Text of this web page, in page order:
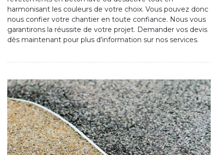
harmonisant les couleurs de votre choix. Vous pouvez donc
nous confier votre chantier en toute confiance. Nous vous
garantirons la réussite de votre projet. Demander vos devis
dès maintenant pour plus d’information sur nos services.